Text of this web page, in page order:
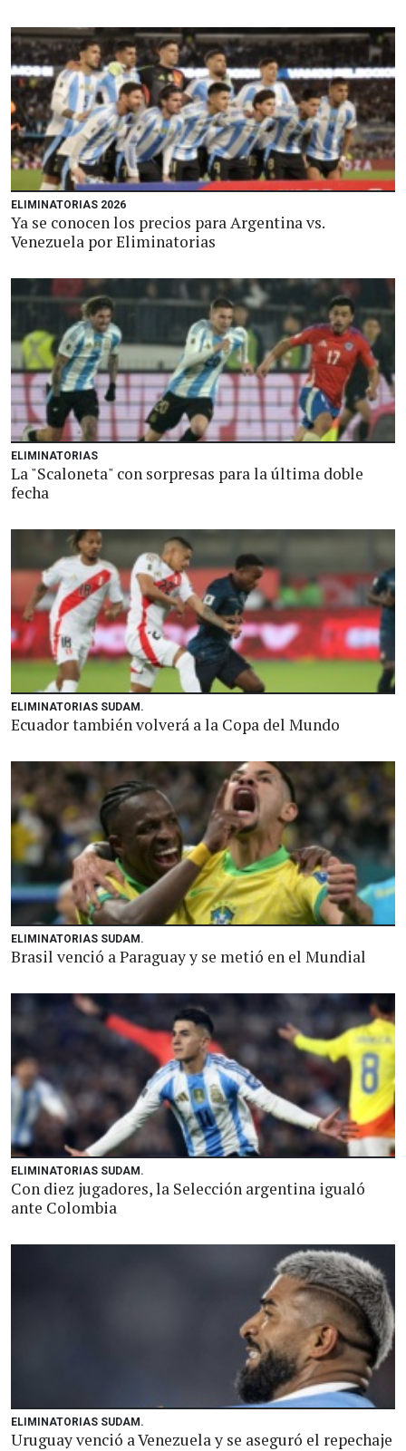
ELIMINATORIAS 2026
Ya se conocen los precios para Argentina vs.
Venezuela por Eliminatorias
ELIMINATORIAS
La "Scaloneta" con sorpresas para la última doble
fecha
ELIMINATORIAS SUDAM.
Ecuador también volverá a la Copa del Mundo
ELIMINATORIAS SUDAM.
Brasil venció a Paraguay y se metió en el Mundial
ELIMINATORIAS SUDAM.
Con diez jugadores, la Selección argentina igualó
ante Colombia
ELIMINATORIAS SUDAM.
Uruguay venció a Venezuela y se aseguró el repechaje